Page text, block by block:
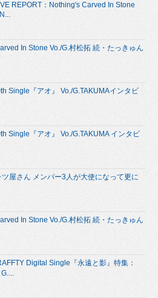
REPORT：Nothing's Carved In Stone
In Stone Vo./G.村松拓 続・たっきゅん
Single『アオ』 Vo./G.TAKUMAインタビ
Single『アオ』 Vo./G.TAKUMA インタビ
ツ屋さん メンバー3人が大使になって更に
In Stone Vo./G.村松拓 続・たっきゅん
Digital Single『永遠と影』特集：